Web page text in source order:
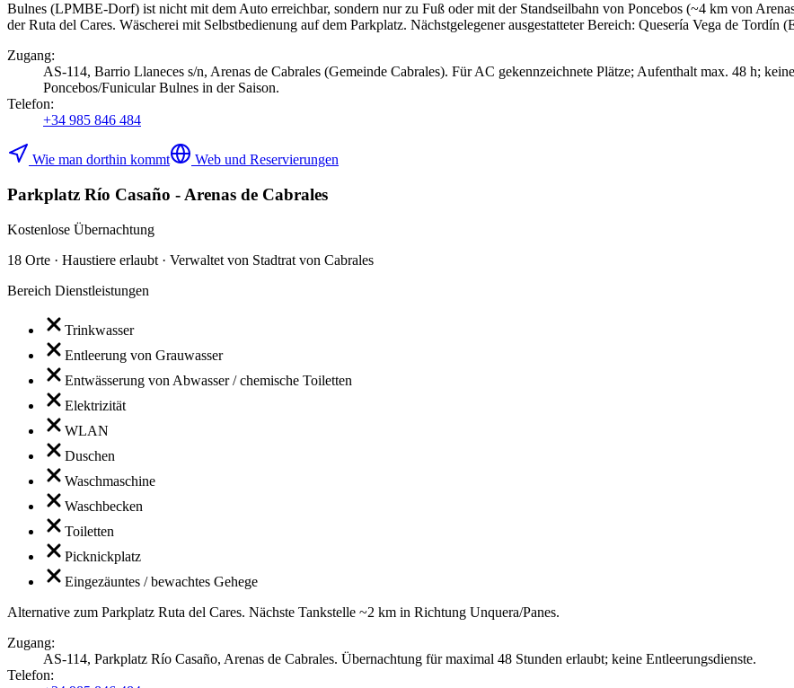
Bulnes (LPMBE-Dorf) ist nicht mit dem Auto erreichbar, sondern nur zu Fuß oder mit der Standseilbahn von Poncebos (~4 km von
der Ruta del Cares. Wäscherei mit Selbstbedienung auf dem Parkplatz. Nächstgelegener ausgestatteter Bereich: Quesería Vega de
Zugang:
AS-114, Barrio Llaneces s/n, Arenas de Cabrales (Gemeinde Cabrales). Für AC gekennzeichnete Plätze; Aufenthalt max. 48 h;
Poncebos/Funicular Bulnes in der Saison.
Telefon:
+34 985 846 484
Wie man dorthin kommt Web und Reservierungen
Parkplatz Río Casaño - Arenas de Cabrales
Kostenlose Übernachtung
18 Orte · Haustiere erlaubt · Verwaltet von Stadtrat von Cabrales
Bereich Dienstleistungen
Trinkwasser
Entleerung von Grauwasser
Entwässerung von Abwasser / chemische Toiletten
Elektrizität
WLAN
Duschen
Waschmaschine
Waschbecken
Toiletten
Picknickplatz
Eingezäuntes / bewachtes Gehege
Alternative zum Parkplatz Ruta del Cares. Nächste Tankstelle ~2 km in Richtung Unquera/Panes.
Zugang:
AS-114, Parkplatz Río Casaño, Arenas de Cabrales. Übernachtung für maximal 48 Stunden erlaubt; keine Entleerungsdienste.
Telefon: